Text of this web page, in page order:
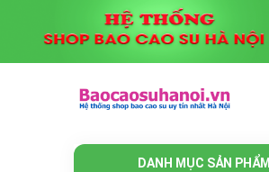
DANH MỤC SẢN PHẨM